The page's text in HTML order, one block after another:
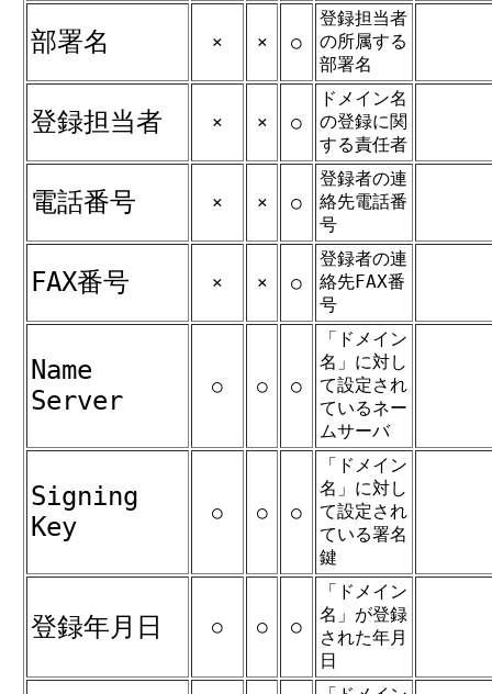
部署名 × × ○
登録担当者
の所属する
部署名
登録担当者 × × ○
ドメイン名
の登録に関
する責任者
電話番号 × × ○
登録者の連
絡先電話番
号
FAX番号 × × ○
登録者の連
絡先FAX番
号
Name
Server
○ ○ ○
「ドメイン
名」に対し
て設定され
ているネー
ムサーバ
Signing
Key
○ ○ ○
「ドメイン
名」に対し
て設定され
ている署名
鍵
登録年月日 ○ ○ ○
「ドメイン
名」が登録
された年月
日